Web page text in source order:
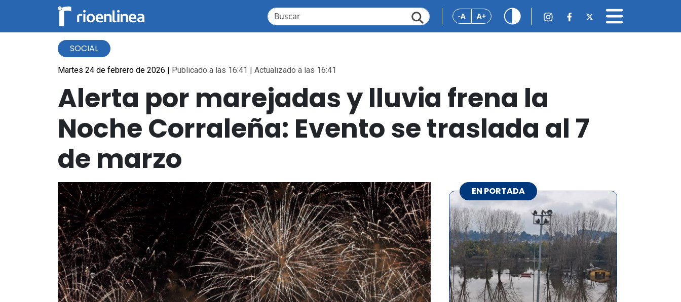
-A A+
SOCIAL
Martes 24 de febrero de 2026 | Publicado a las 16:41 | Actualizado a las 16:41
Alerta por marejadas y lluvia frena la
Noche Corraleña: Evento se traslada al 7
de marzo
EN PORTADA